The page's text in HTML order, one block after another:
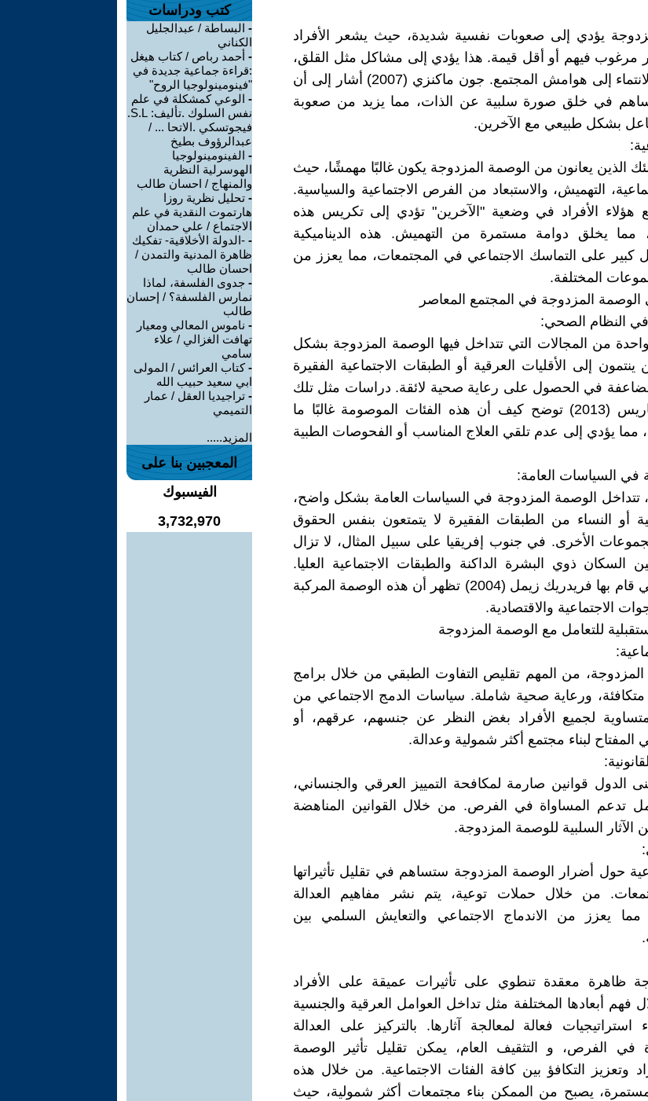
يؤدي إلى صعوبات نفسية شديدة، حيث يشعر الأفراد
مرغوب فيهم أو أقل قيمة. هذا يؤدي إلى مشاكل مثل القلق،
الاكتئاب، والشعور بالانتماء إلى هوامش المجتمع. جون ماكنزي (2007) أشار إلى أن
في خلق صورة سلبية عن الذات، مما يزيد من صعوبة
بشكل طبيعي مع الآخرين.
الذين يعانون من الوصمة المزدوجة يكون غالبًا مهمشًا، حيث
التهميش، والاستبعاد من الفرص الاجتماعية والسياسية.
هؤلاء الأفراد في وضعية "الآخرين" تؤدي إلى تكريس هذه
مما يخلق دوامة مستمرة من التهميش. هذه الديناميكية
كبير على التماسك الاجتماعي في المجتمعات، مما يعزز من
المختلفة.
في النظام الصحي:
من المجالات التي تتداخل فيها الوصمة المزدوجة بشكل
إلى الأقليات العرقية أو الطبقات الاجتماعية الفقيرة
في الحصول على رعاية صحية لائقة. دراسات مثل تلك
التي أجراها جون هاريس (2013) توضح كيف أن هذه الفئات الموصومة غالبًا ما
يؤدي إلى عدم تلقي العلاج المناسب أو الفحوصات الطبية
في السياسات العامة:
تتداخل الوصمة المزدوجة في السياسات العامة بشكل واضح،
أو النساء من الطبقات الفقيرة لا يتمتعون بنفس الحقوق
الأخرى. في جنوب إفريقيا على سبيل المثال، لا تزال
السكان ذوي البشرة الداكنة والطبقات الاجتماعية العليا.
دراسات مثل تلك التي قام بها فريدريك زيمل (2004) تظهر أن هذه الوصمة المركبة
الاجتماعية والاقتصادية.
المزدوجة، من المهم تقليص التفاوت الطبقي من خلال برامج
ورعاية صحية شاملة. سياسات الدمج الاجتماعي من
لجميع الأفراد بغض النظر عن جنسهم، عرقهم، أو
المفتاح لبناء مجتمع أكثر شمولية وعدالة.
الدول قوانين صارمة لمكافحة التمييز العرقي والجنساني،
تدعم المساواة في الفرص. من خلال القوانين المناهضة
الآثار السلبية للوصمة المزدوجة.
حول أضرار الوصمة المزدوجة ستساهم في تقليل تأثيراتها
من خلال حملات توعية، يتم نشر مفاهيم العدالة
مما يعزز من الاندماج الاجتماعي والتعايش السلمي بين
ظاهرة معقدة تنطوي على تأثيرات عميقة على الأفراد
فهم أبعادها المختلفة مثل تداخل العوامل العرقية والجنسية
استراتيجيات فعالة لمعالجة آثارها. بالتركيز على العدالة
في الفرص، و التثقيف العام، يمكن تقليل تأثير الوصمة
وتعزيز التكافؤ بين كافة الفئات الاجتماعية. من خلال هذه
يصبح من الممكن بناء مجتمعات أكثر شمولية، حيث
كتب ودراسات
- البساطة / عبدالجليل
الكناني
- أحمد رباص / كتاب هيغل
:قراءة جماعية جديدة في
"فينومينولوجيا الروح"
- الوعي كمشكلة في علم
نفس السلوك .تأليف: S.L.
فيجوتسكي .الاتحا ... /
عبدالرؤوف بطيخ
- الفينومينولوجيا
الهوسرلية النظرية
والمنهاج / احسان طالب
- تحليل نظرية روزا
هارتموت النقدية في علم
الاجتماع / علي حمدان
- -الدولة الأخلاقية- تفكيك
ظاهرة المدنية والتمدن /
احسان طالب
- جدوى الفلسفة، لماذا
نمارس الفلسفة؟ / إحسان
طالب
- ناموس المعالي ومعيار
تهافت الغزالي / علاء
سامي
-كتاب العرائس / المولى
ابي سعيد حبيب الله
- تراجيديا العقل / عمار
التميمي
المزيد.....
المعجبين بنا على
الفيسبوك
3,732,970